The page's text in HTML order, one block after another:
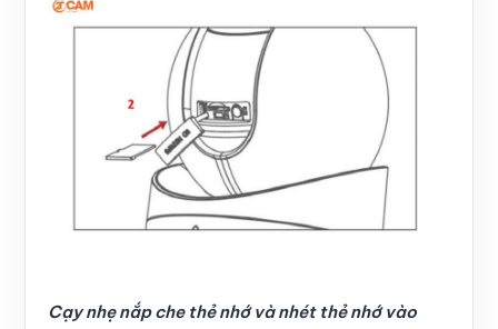
Cạy nhẹ nắp che thẻ nhớ và nhét thẻ nhớ vào